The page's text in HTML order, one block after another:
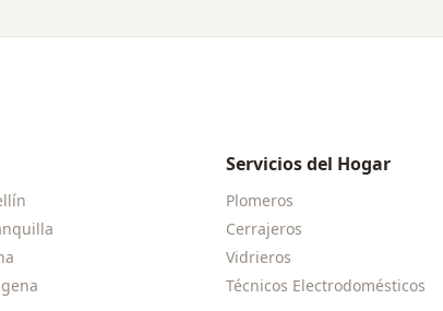
Servicios del Hogar
Plomeros
Cerrajeros
Vidrieros
Técnicos Electrodomésticos